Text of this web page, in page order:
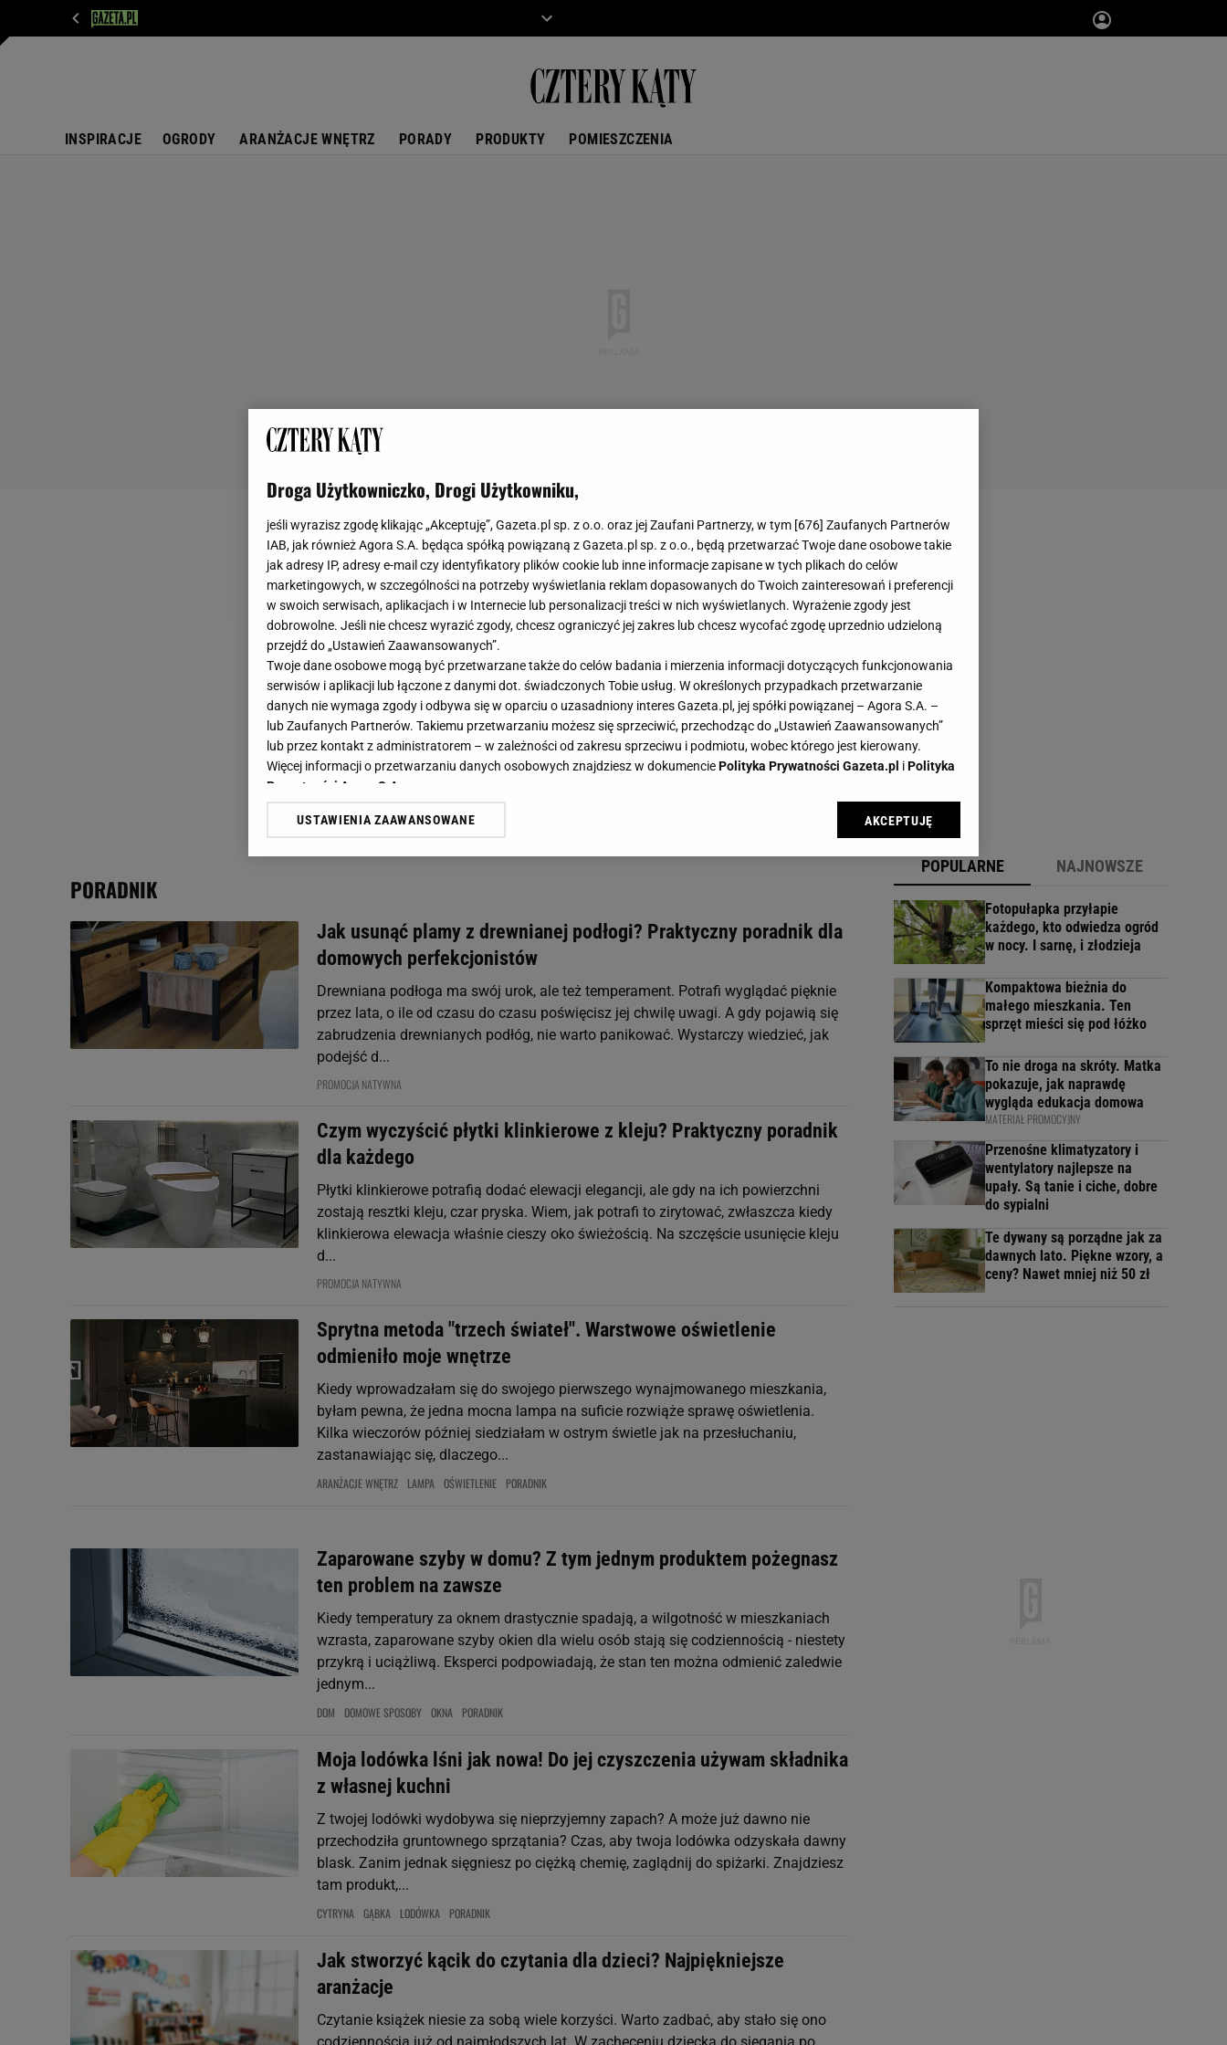
INSPIRACJE OGRODY ARANŻACJE WNĘTRZ PORADY PRODUKTY POMIESZCZENIA
PORADNIK
Jak usunąć plamy z drewnianej podłogi? Praktyczny poradnik dla
domowych perfekcjonistów
Drewniana podłoga ma swój urok, ale też temperament. Potrafi wyglądać pięknie
przez lata, o ile od czasu do czasu poświęcisz jej chwilę uwagi. A gdy pojawią się
zabrudzenia drewnianych podłóg, nie warto panikować. Wystarczy wiedzieć, jak
podejść d...
PROMOCJA NATYWNA
Czym wyczyścić płytki klinkierowe z kleju? Praktyczny poradnik
dla każdego
Płytki klinkierowe potrafią dodać elewacji elegancji, ale gdy na ich powierzchni
zostają resztki kleju, czar pryska. Wiem, jak potrafi to zirytować, zwłaszcza kiedy
klinkierowa elewacja właśnie cieszy oko świeżością. Na szczęście usunięcie kleju
d...
PROMOCJA NATYWNA
Sprytna metoda "trzech świateł". Warstwowe oświetlenie
odmieniło moje wnętrze
Kiedy wprowadzałam się do swojego pierwszego wynajmowanego mieszkania,
byłam pewna, że jedna mocna lampa na suficie rozwiąże sprawę oświetlenia.
Kilka wieczorów później siedziałam w ostrym świetle jak na przesłuchaniu,
zastanawiając się, dlaczego...
ARANŻACJE WNĘTRZ LAMPA OŚWIETLENIE PORADNIK
Zaparowane szyby w domu? Z tym jednym produktem pożegnasz
ten problem na zawsze
Kiedy temperatury za oknem drastycznie spadają, a wilgotność w mieszkaniach
wzrasta, zaparowane szyby okien dla wielu osób stają się codziennością - niestety
przykrą i uciążliwą. Eksperci podpowiadają, że stan ten można odmienić zaledwie
jednym...
DOM DOMOWE SPOSOBY OKNA PORADNIK
Moja lodówka lśni jak nowa! Do jej czyszczenia używam składnika
z własnej kuchni
Z twojej lodówki wydobywa się nieprzyjemny zapach? A może już dawno nie
przechodziła gruntownego sprzątania? Czas, aby twoja lodówka odzyskała dawny
blask. Zanim jednak sięgniesz po ciężką chemię, zaglądnij do spiżarki. Znajdziesz
tam produkt,...
CYTRYNA GĄBKA LODÓWKA PORADNIK
Jak stworzyć kącik do czytania dla dzieci? Najpiękniejsze
aranżacje
Czytanie książek niesie za sobą wiele korzyści. Warto zadbać, aby stało się ono
POPULARNE NAJNOWSZE
Fotopułapka przyłapie
każdego, kto odwiedza ogród
w nocy. I sarnę, i złodzieja
Kompaktowa bieżnia do
małego mieszkania. Ten
sprzęt mieści się pod łóżko
To nie droga na skróty. Matka
pokazuje, jak naprawdę
wygląda edukacja domowa
MATERIAŁ PROMOCYJNY
Przenośne klimatyzatory i
wentylatory najlepsze na
upały. Są tanie i ciche, dobre
do sypialni
Te dywany są porządne jak za
dawnych lato. Piękne wzory, a
ceny? Nawet mniej niż 50 zł
Droga Użytkowniczko, Drogi Użytkowniku,
jeśli wyrazisz zgodę klikając „Akceptuję”, Gazeta.pl sp. z o.o. oraz jej Zaufani Partnerzy, w tym [676] Zaufanych Partnerów
IAB, jak również Agora S.A. będąca spółką powiązaną z Gazeta.pl sp. z o.o., będą przetwarzać Twoje dane osobowe takie
jak adresy IP, adresy e-mail czy identyfikatory plików cookie lub inne informacje zapisane w tych plikach do celów
marketingowych, w szczególności na potrzeby wyświetlania reklam dopasowanych do Twoich zainteresowań i preferencji
w swoich serwisach, aplikacjach i w Internecie lub personalizacji treści w nich wyświetlanych. Wyrażenie zgody jest
dobrowolne. Jeśli nie chcesz wyrazić zgody, chcesz ograniczyć jej zakres lub chcesz wycofać zgodę uprzednio udzieloną
przejdź do „Ustawień Zaawansowanych”.
Twoje dane osobowe mogą być przetwarzane także do celów badania i mierzenia informacji dotyczących funkcjonowania
serwisów i aplikacji lub łączone z danymi dot. świadczonych Tobie usług. W określonych przypadkach przetwarzanie
danych nie wymaga zgody i odbywa się w oparciu o uzasadniony interes Gazeta.pl, jej spółki powiązanej – Agora S.A. –
lub Zaufanych Partnerów. Takiemu przetwarzaniu możesz się sprzeciwić, przechodząc do „Ustawień Zaawansowanych”
lub przez kontakt z administratorem – w zależności od zakresu sprzeciwu i podmiotu, wobec którego jest kierowany.
Więcej informacji o przetwarzaniu danych osobowych znajdziesz w dokumenciePolityka Prywatności Gazeta.pl iPolityka
Prywatności Agora S.A.
Klikając „Akceptuję” wyrażasz też zgodę na zainstalowanie i przechowywanie plików cookie Gazeta.pl sp. z o.o., jej
dotyczące plików cookie, wywołując narzędzie do zarządzania twoimi preferencjami dot. przetwarzania danych poprzez
odnośnik „Ustawienia prywatności ” w stopce serwisu i przechodząc do „Ustawień Zaawansowanych”. Zmiana ustawień
My, nasi Zaufani Partnerzy i Agora S.A. możemy przetwarzać dane osobowe w następujących celach:
Użycie dokładnych danych geolokalizacyjnych. Aktywne skanowanie charakterystyki urządzenia do celów identyfikacji.
Przechowywanie informacji na urządzeniu lub dostęp do nich. Spersonalizowane reklamy i treści, pomiar reklam i treści,
badnie odbiorców i ulepszanie usług.
Lista Zaufanych Partnerów
USTAWIENIA ZAAWANSOWANE AKCEPTUJĘ